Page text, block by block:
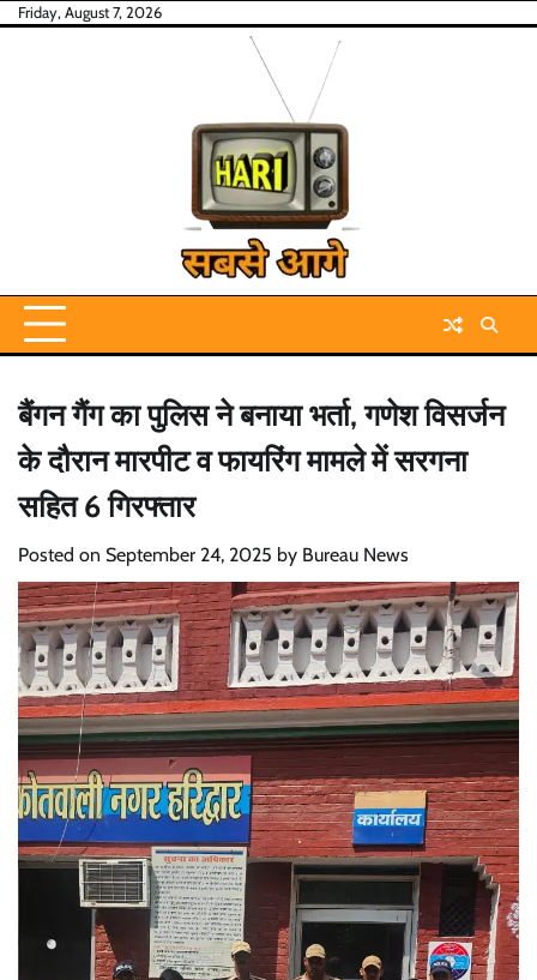
SkipFriday, August 7, 2026
बैंगन गैंग का पुलिस ने बनाया भर्ता, गणेश विसर्जन
के दौरान मारपीट व फायरिंग मामले में सरगना
सहित 6 गिरफ्तार
Posted on September 24, 2025 by Bureau News